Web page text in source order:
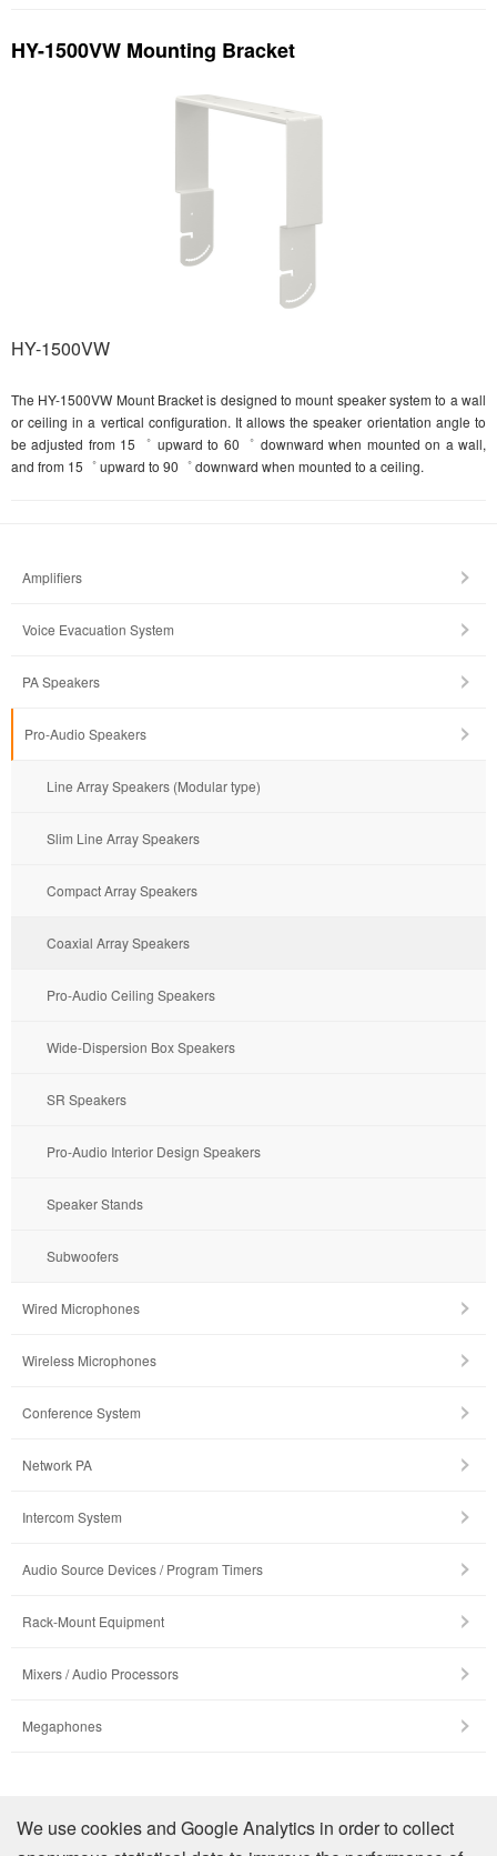
HY-1500VW Mounting Bracket
HY-1500VW
The HY-1500VW Mount Bracket is designed to mount speaker system to a wall
or ceiling in a vertical configuration. It allows the speaker orientation angle to
be adjusted from 15゜ upward to 60゜ downward when mounted on a wall,
and from 15゜ upward to 90゜ downward when mounted to a ceiling.
Amplifiers
Voice Evacuation System
PA Speakers
Pro-Audio Speakers
Line Array Speakers (Modular type)
Slim Line Array Speakers
Compact Array Speakers
Coaxial Array Speakers
Pro-Audio Ceiling Speakers
Wide-Dispersion Box Speakers
SR Speakers
Pro-Audio Interior Design Speakers
Speaker Stands
Subwoofers
Wired Microphones
Wireless Microphones
Conference System
Network PA
Intercom System
Audio Source Devices / Program Timers
Rack-Mount Equipment
Mixers / Audio Processors
Megaphones
รายละเอียดบริษัท
We use cookies and Google Analytics in order to collect